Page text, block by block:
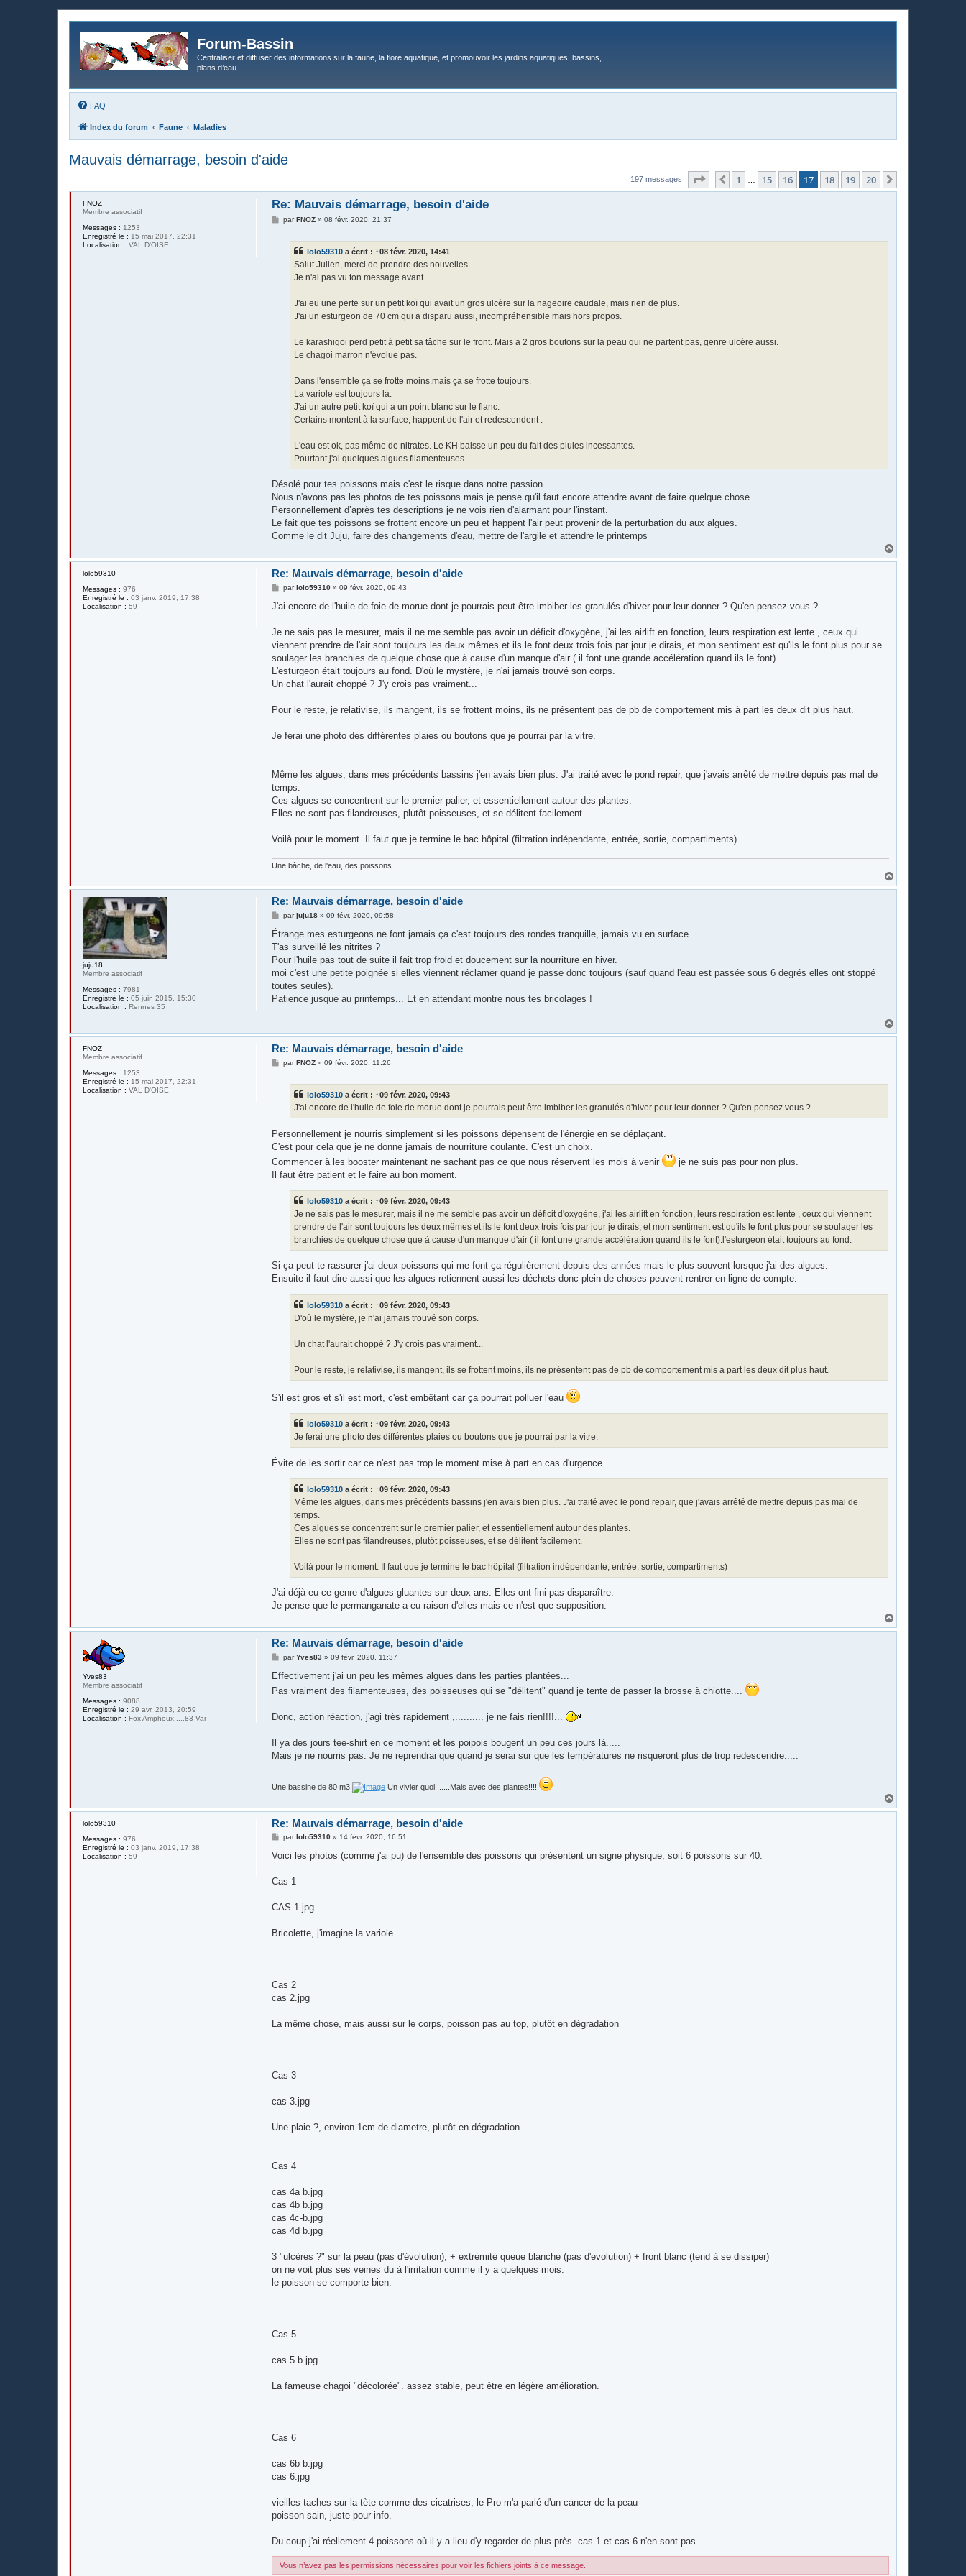
Forum-Bassin
Centraliser et diffuser des informations sur la faune, la flore aquatique, et promouvoir les jardins aquatiques, bassins,
plans d’eau....
FAQ
Index du forum Faune Maladies
Mauvais démarrage, besoin d'aide
197 messages Page 17 20
Précédente
1 15 16 17 18 19 20
FNOZ
Membre associatif
Messages : 1253
Enregistré le : 15 mai 2017, 22:31
Localisation : VAL D'OISE
Re: Mauvais démarrage, besoin d'aide
MparFNOZ »08 févr. 2020, 21:37
lolo59310 a écrit : ↑08 févr. 2020, 14:41
Salut Julien, merci de prendre des nouvelles.
Je n'ai pas vu ton message avant
J'ai eu une perte sur un petit koï qui avait un gros ulcère sur la nageoire caudale, mais rien de plus.
J'ai un esturgeon de 70 cm qui a disparu aussi, incompréhensible mais hors propos.
Le karashigoi perd petit à petit sa tâche sur le front. Mais a 2 gros boutons sur la peau qui ne partent pas, genre ulcère aussi.
Le chagoi marron n'évolue pas.
Dans l'ensemble ça se frotte moins.mais ça se frotte toujours.
La variole est toujours là.
J'ai un autre petit koï qui a un point blanc sur le flanc.
Certains montent à la surface, happent de l'air et redescendent .
L'eau est ok, pas même de nitrates. Le KH baisse un peu du fait des pluies incessantes.
Pourtant j'ai quelques algues filamenteuses.
Désolé pour tes poissons mais c'est le risque dans notre passion.
Nous n'avons pas les photos de tes poissons mais je pense qu'il faut encore attendre avant de faire quelque chose.
Personnellement d’après tes descriptions je ne vois rien d'alarmant pour l'instant.
Le fait que tes poissons se frottent encore un peu et happent l'air peut provenir de la perturbation du aux algues.
Comme le dit Juju, faire des changements d'eau, mettre de l'argile et attendre le printemps
a
lolo59310
Messages : 976
Enregistré le : 03 janv. 2019, 17:38
Localisation : 59
Re: Mauvais démarrage, besoin d'aide
M
s
g
parlolo59310 »09 févr. 2020, 09:43
J'ai encore de l'huile de foie de morue dont je pourrais peut être imbiber les granulés d'hiver pour leur donner ? Qu'en pensez vous ?
Je ne sais pas le mesurer, mais il ne me semble pas avoir un déficit d'oxygène, j'ai les airlift en fonction, leurs respiration est lente , ceux qui
viennent prendre de l'air sont toujours les deux mêmes et ils le font deux trois fois par jour je dirais, et mon sentiment est qu'ils le font plus pour se
soulager les branchies de quelque chose que à cause d'un manque d'air ( il font une grande accélération quand ils le font).
L'esturgeon était toujours au fond. D'où le mystère, je n'ai jamais trouvé son corps.
Un chat l'aurait choppé ? J'y crois pas vraiment...
Pour le reste, je relativise, ils mangent, ils se frottent moins, ils ne présentent pas de pb de comportement mis à part les deux dit plus haut.
Je ferai une photo des différentes plaies ou boutons que je pourrai par la vitre.
Même les algues, dans mes précédents bassins j'en avais bien plus. J'ai traité avec le pond repair, que j'avais arrêté de mettre depuis pas mal de
temps.
Ces algues se concentrent sur le premier palier, et essentiellement autour des plantes.
Elles ne sont pas filandreuses, plutôt poisseuses, et se délitent facilement.
Voilà pour le moment. Il faut que je termine le bac hôpital (filtration indépendante, entrée, sortie, compartiments).
Une bâche, de l'eau, des poissons.
a
juju18
Membre associatif
Messages : 7981
Enregistré le : 05 juin 2015, 15:30
Localisation : Rennes 35
Re: Mauvais démarrage, besoin d'aide
M
s
a
g
parjuju18 »09 févr. 2020, 09:58
Étrange mes esturgeons ne font jamais ça c'est toujours des rondes tranquille, jamais vu en surface.
T'as surveillé les nitrites ?
Pour l'huile pas tout de suite il fait trop froid et doucement sur la nourriture en hiver.
moi c'est une petite poignée si elles viennent réclamer quand je passe donc toujours (sauf quand l'eau est passée sous 6 degrés elles ont stoppé
toutes seules).
Patience jusque au printemps... Et en attendant montre nous tes bricolages !
a
FNOZ
Membre associatif
Messages : 1253
Enregistré le : 15 mai 2017, 22:31
Localisation : VAL D'OISE
Re: Mauvais démarrage, besoin d'aide
MparFNOZ »09 févr. 2020, 11:26
lolo59310 a écrit : ↑09 févr. 2020, 09:43
J'ai encore de l'huile de foie de morue dont je pourrais peut être imbiber les granulés d'hiver pour leur donner ? Qu'en pensez vous ?
Personnellement je nourris simplement si les poissons dépensent de l'énergie en se déplaçant.
C'est pour cela que je ne donne jamais de nourriture coulante. C'est un choix.
Commencer à les booster maintenant ne sachant pas ce que nous réservent les mois à venir
je ne suis pas pour non plus.
Il faut être patient et le faire au bon moment.
lolo59310 a écrit : ↑09 févr. 2020, 09:43
Je ne sais pas le mesurer, mais il ne me semble pas avoir un déficit d'oxygène, j'ai les airlift en fonction, leurs respiration est lente , ceux qui viennent
prendre de l'air sont toujours les deux mêmes et ils le font deux trois fois par jour je dirais, et mon sentiment est qu'ils le font plus pour se soulager les
branchies de quelque chose que à cause d'un manque d'air ( il font une grande accélération quand ils le font).l'esturgeon était toujours au fond.
Si ça peut te rassurer j'ai deux poissons qui me font ça régulièrement depuis des années mais le plus souvent lorsque j'ai des algues.
Ensuite il faut dire aussi que les algues retiennent aussi les déchets donc plein de choses peuvent rentrer en ligne de compte.
lolo59310 a écrit : ↑09 févr. 2020, 09:43
D'où le mystère, je n'ai jamais trouvé son corps.
Un chat l'aurait choppé ? J'y crois pas vraiment...
Pour le reste, je relativise, ils mangent, ils se frottent moins, ils ne présentent pas de pb de comportement mis a part les deux dit plus haut.
S'il est gros et s'il est mort, c'est embêtant car ça pourrait polluer l'eau
lolo59310 a écrit : ↑09 févr. 2020, 09:43
Je ferai une photo des différentes plaies ou boutons que je pourrai par la vitre.
Évite de les sortir car ce n'est pas trop le moment mise à part en cas d'urgence
lolo59310 a écrit : ↑09 févr. 2020, 09:43
Même les algues, dans mes précédents bassins j'en avais bien plus. J'ai traité avec le pond repair, que j'avais arrêté de mettre depuis pas mal de
temps.
Ces algues se concentrent sur le premier palier, et essentiellement autour des plantes.
Elles ne sont pas filandreuses, plutôt poisseuses, et se délitent facilement.
Voilà pour le moment. Il faut que je termine le bac hôpital (filtration indépendante, entrée, sortie, compartiments)
J'ai déjà eu ce genre d'algues gluantes sur deux ans. Elles ont fini pas disparaître.
Je pense que le permanganate a eu raison d'elles mais ce n'est que supposition.
a
Yves83
Membre associatif
Messages : 9088
Enregistré le : 29 avr. 2013, 20:59
Localisation : Fox Amphoux.....83 Var
Re: Mauvais démarrage, besoin d'aide
M
s
a
parYves83 »09 févr. 2020, 11:37
Effectivement j'ai un peu les mêmes algues dans les parties plantées...
Pas vraiment des filamenteuses, des poisseuses qui se "délitent" quand je tente de passer la brosse à chiotte....
Donc, action réaction, j'agi très rapidement ,.......... je ne fais rien!!!!...
Il ya des jours tee-shirt en ce moment et les poipois bougent un peu ces jours là.....
Mais je ne nourris pas. Je ne reprendrai que quand je serai sur que les températures ne risqueront plus de trop redescendre.....
Une bassine de 80 m3 Un vivier quoi!!.....Mais avec des plantes!!!!
a
lolo59310
Messages : 976
Enregistré le : 03 janv. 2019, 17:38
Localisation : 59
Re: Mauvais démarrage, besoin d'aide
M
s
g
parlolo59310 » 14 févr. 2020, 16:51
Voici les photos (comme j'ai pu) de l'ensemble des poissons qui présentent un signe physique, soit 6 poissons sur 40.
Cas 1
CAS 1.jpg
Bricolette, j'imagine la variole
Cas 2
cas 2.jpg
La même chose, mais aussi sur le corps, poisson pas au top, plutôt en dégradation
Cas 3
cas 3.jpg
Une plaie ?, environ 1cm de diametre, plutôt en dégradation
Cas 4
cas 4a b.jpg
cas 4b b.jpg
cas 4c-b.jpg
cas 4d b.jpg
3 "ulcères ?" sur la peau (pas d'évolution), + extrémité queue blanche (pas d'evolution) + front blanc (tend à se dissiper)
on ne voit plus ses veines du à l'irritation comme il y a quelques mois.
le poisson se comporte bien.
Cas 5
cas 5 b.jpg
La fameuse chagoi "décolorée". assez stable, peut être en légère amélioration.
Cas 6
cas 6b b.jpg
cas 6.jpg
vieilles taches sur la tète comme des cicatrises, le Pro m'a parlé d'un cancer de la peau
poisson sain, juste pour info.
Du coup j'ai réellement 4 poissons où il y a lieu d'y regarder de plus près. cas 1 et cas 6 n'en sont pas.
Vous n’avez pas les permissions nécessaires pour voir les fichiers joints à ce message.